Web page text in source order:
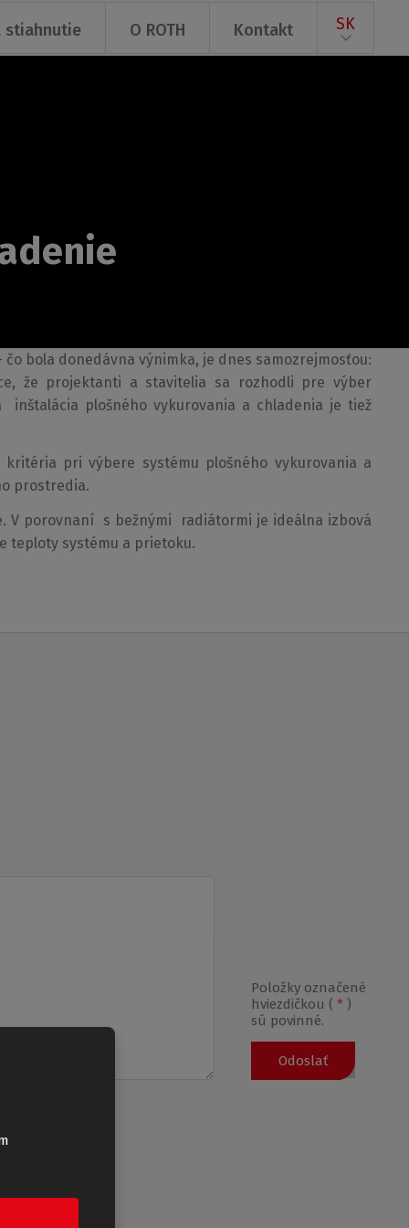
stiahnutie O ROTH Kontakt SK
bola donedávna výnimka, je dnes samozrejmosťou:
že projektanti a stavitelia sa rozhodli pre výber
inštalácia plošného vykurovania a chladenia je tiež
pri výbere systému plošného vykurovania a
prostredia.
V porovnaní s bežnými radiátormi je ideálna izbová
teploty systému a prietoku.
Položky označené
hviezdičkou ( * )
sú povinné.
Odoslať